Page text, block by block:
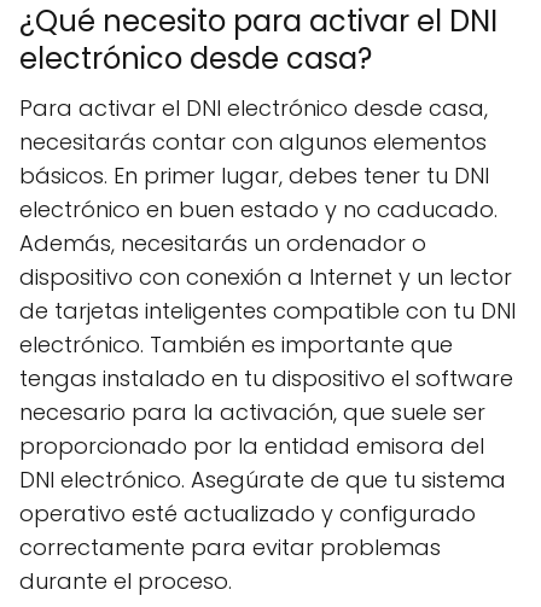
¿Qué necesito para activar el DNI
electrónico desde casa?
Para activar el DNI electrónico desde casa,
necesitarás contar con algunos elementos
básicos. En primer lugar, debes tener tu DNI
electrónico en buen estado y no caducado.
Además, necesitarás un ordenador o
dispositivo con conexión a Internet y un lector
de tarjetas inteligentes compatible con tu DNI
electrónico. También es importante que
tengas instalado en tu dispositivo el software
necesario para la activación, que suele ser
proporcionado por la entidad emisora del
DNI electrónico. Asegúrate de que tu sistema
operativo esté actualizado y configurado
correctamente para evitar problemas
durante el proceso.